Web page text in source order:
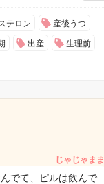
テロン 産後うつ
出産 生理前
じゃじゃまま
でて、ピルは飲んで